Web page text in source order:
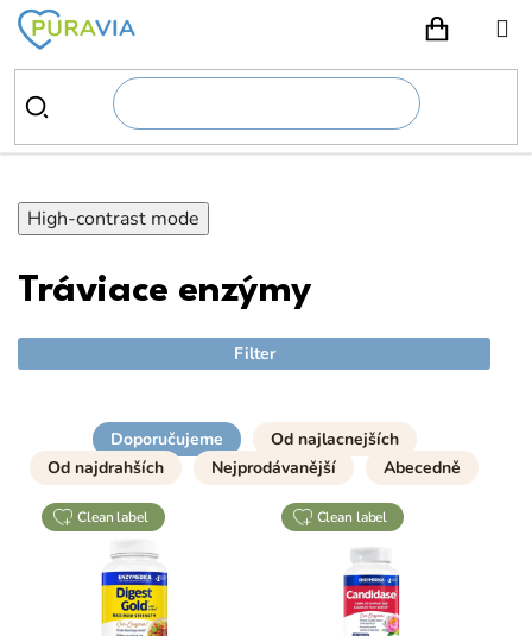
Prejsť
obsah
High-contrast mode
Tráviace enzýmy
Filter
Doporučujeme
Od najlacnejších
Od najdrahších
Nejprodávanější Abecedně
clean label clean label